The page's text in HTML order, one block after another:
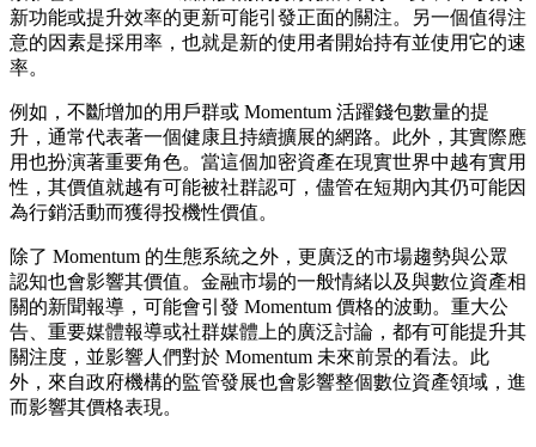
新功能或提升效率的更新可能引發正面的關注。另一個值得注
意的因素是採用率，也就是新的使用者開始持有並使用它的速
率。
例如，不斷增加的用戶群或 Momentum 活躍錢包數量的提
升，通常代表著一個健康且持續擴展的網路。此外，其實際應
用也扮演著重要角色。當這個加密資產在現實世界中越有實用
性，其價值就越有可能被社群認可，儘管在短期內其仍可能因
為行銷活動而獲得投機性價值。
除了 Momentum 的生態系統之外，更廣泛的市場趨勢與公眾
認知也會影響其價值。金融市場的一般情緒以及與數位資產相
關的新聞報導，可能會引發 Momentum 價格的波動。重大公
告、重要媒體報導或社群媒體上的廣泛討論，都有可能提升其
關注度，並影響人們對於 Momentum 未來前景的看法。此
外，來自政府機構的監管發展也會影響整個數位資產領域，進
而影響其價格表現。